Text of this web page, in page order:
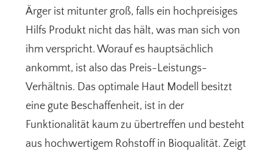
Ärger ist mitunter groß, falls ein hochpreisiges
Hilfs Produkt nicht das hält, was man sich von
ihm verspricht. Worauf es hauptsächlich
ankommt, ist also das Preis-Leistungs-
Verhältnis. Das optimale Haut Modell besitzt
eine gute Beschaffenheit, ist in der
Funktionalität kaum zu übertreffen und besteht
aus hochwertigem Rohstoff in Bioqualität. Zeigt